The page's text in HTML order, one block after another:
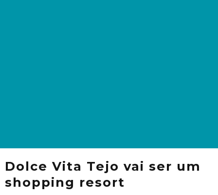
Dolce Vita Tejo vai ser um
shopping resort